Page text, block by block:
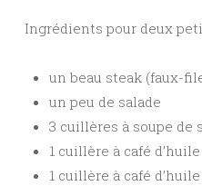
Ingrédients pour deux
un beau steak (faux-
un peu de salade
3 cuillères à soupe de
1 cuillère à café
1 cuillère à café